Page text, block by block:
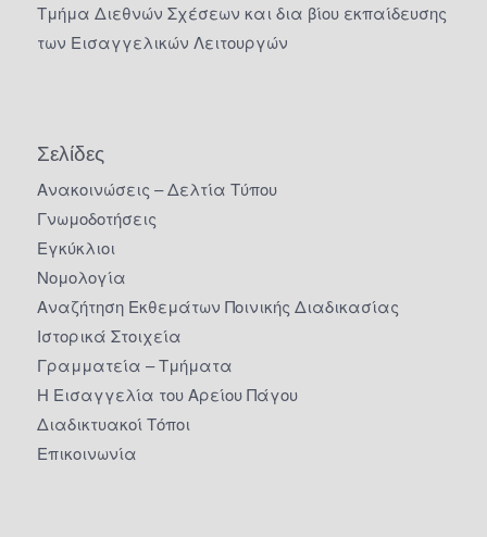
Τμήμα Διεθνών Σχέσεων και δια βίου εκπαίδευσης
των Εισαγγελικών Λειτουργών
Σελίδες
Ανακοινώσεις – Δελτία Τύπου
Γνωμοδοτήσεις
Εγκύκλιοι
Νομολογία
Αναζήτηση Εκθεμάτων Ποινικής Διαδικασίας
Ιστορικά Στοιχεία
Γραμματεία – Τμήματα
Η Εισαγγελία του Αρείου Πάγου
Διαδικτυακοί Τόποι
Επικοινωνία